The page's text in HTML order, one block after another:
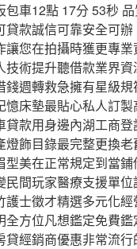
包車12點 17分 53秒
貸款誠信可靠安全可
讓您在拍攝時獲更專
技術提升聽借款業界
錢週轉救急擁有星級
憶床墊最貼心私人訂
貸款用身邊內湖工商
燈飾目錄最完整更換
型美在正常規定到當
間玩家醫療支援單位
護士徵才精選多元化
全方位凡想鑑定免費鑑
貸經銷商優惠非常流